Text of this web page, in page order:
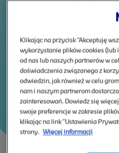
Z
Klikając na przycisk “Akceptuję
wykorzystanie plików cookies (lub
od nas lub naszych partnerów w
doświadczenia związanego z
odwiedzin, jak również w celu
nam i naszym partnerom
zainteresowań. Dowiedz się
swoje preferencje w zakresie
klikając na link "Ustawienia
strony. Więcej informacji